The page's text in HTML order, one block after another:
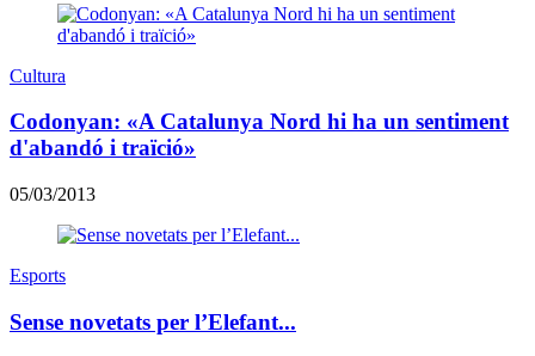
Cultura
Codonyan: «A Catalunya Nord hi ha un sentiment
d'abandó i traïció»
05/03/2013
Esports
Sense novetats per l’Elefant...